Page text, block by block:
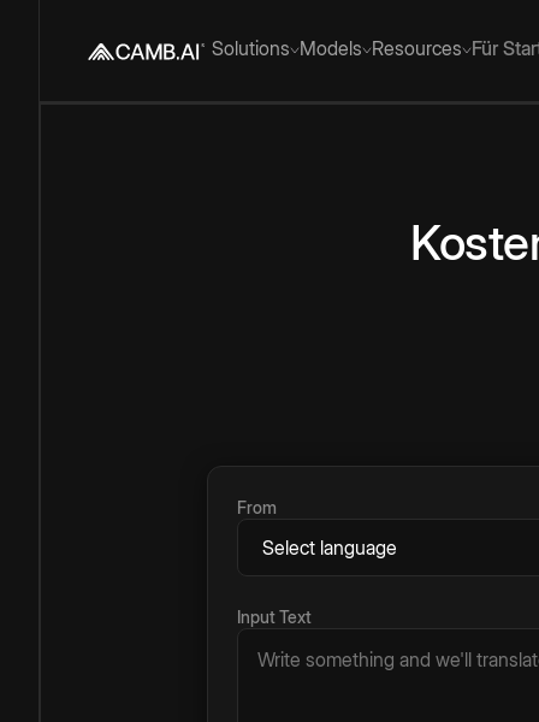
Solutions Models Resources Für
From
Input Text